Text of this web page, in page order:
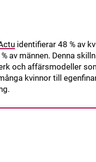
identifierar 48 % av
av männen. Denna
och affärsmodeller
kvinnor till